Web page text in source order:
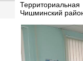
Чишминский